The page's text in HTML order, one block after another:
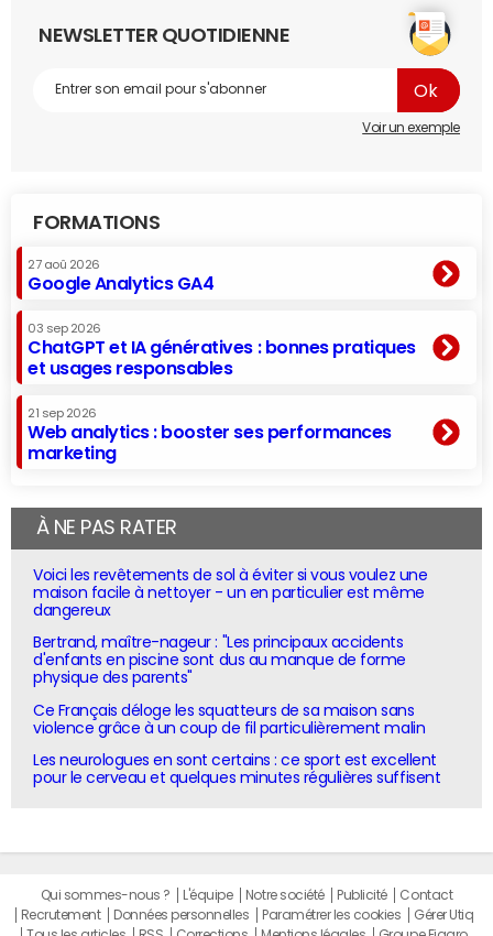
NEWSLETTER QUOTIDIENNE
Voir un exemple
FORMATIONS
27 aoû 2026
Google Analytics GA4
03 sep 2026
ChatGPT et IA génératives : bonnes pratiques
et usages responsables
21 sep 2026
Web analytics : booster ses performances
marketing
À NE PAS RATER
Voici les revêtements de sol à éviter si vous voulez une
maison facile à nettoyer - un en particulier est même
dangereux
Bertrand, maître-nageur : "Les principaux accidents
d'enfants en piscine sont dus au manque de forme
physique des parents"
Ce Français déloge les squatteurs de sa maison sans
violence grâce à un coup de fil particulièrement malin
Les neurologues en sont certains : ce sport est excellent
pour le cerveau et quelques minutes régulières suffisent
Qui sommes-nous ? L'équipe Notre société Publicité
Contact
Recrutement
Données personnelles Paramétrer les cookies
Gérer Utiq